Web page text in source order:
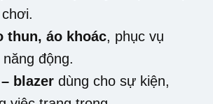
thun, áo khoác, phục vụ
động.
blazer dùng cho sự kiện,